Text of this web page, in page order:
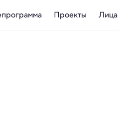
Проекты Лица